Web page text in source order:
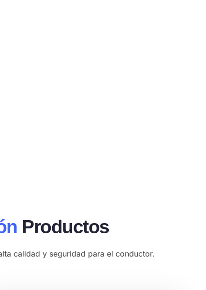
Productos
calidad y seguridad para el conductor.